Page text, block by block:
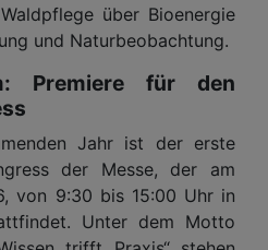
über Bioenergie
und Naturbeobachtung.
Premiere für den
Jahr ist der erste
der Messe, der am
von 9:30 bis 15:00 Uhr in
Unter dem Motto